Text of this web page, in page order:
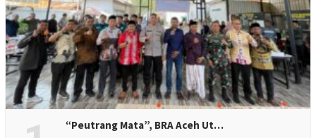
“Peutrang Mata”, BRA Aceh Ut…